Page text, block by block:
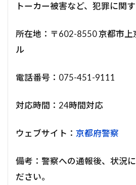
トーカー被害など、犯罪に関
所在地：〒602-8550 京都市上
ル
電話番号：075-451-9111
対応時間：24時間対応
ウェブサイト： 京都府警察
備考：警察への通報後、状況
ださい。